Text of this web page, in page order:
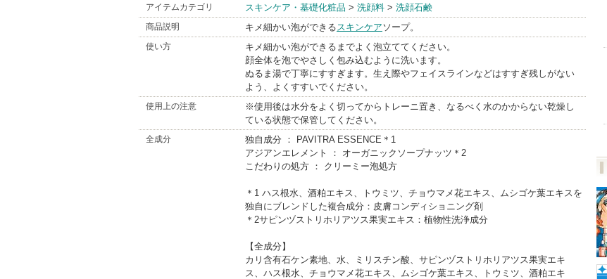
PRASADA
BrandInfo
アイテムカテゴリ スキンケア・基礎化粧品 > 洗顔料 > 洗顔石鹸
商品説明 キメ細かい泡ができるスキンケア ソープ。
使い方
キメ細かい泡ができるまでよく泡立ててください。
顔全体を泡でやさしく包み込むように洗います。
ぬるま湯で丁寧にすすぎます。生え際やフェイスラインなどはすすぎ残しがない
よう、よくすすいでください。
使用上の注意
※使用後は水分をよく切ってからトレーニ置き、なるべく水のかからない乾燥し
ている状態で保管してください。
全成分
独自成分 ： PAVITRA ESSENCE＊1
アジアンエレメント ： オーガニックソープナッツ＊2
こだわりの処方 ： クリーミー泡処方
＊1 ハス根水、酒粕エキス、トウミツ、チョウマメ花エキス、ムシゴケ葉エキスを
独自にブレンドした複合成分：皮膚コンディショニング剤
＊2サピンヅストリホリアツス果実エキス：植物性洗浄成分
【全成分】
カリ含有石ケン素地、水、ミリスチン酸、サピンヅストリホリアツス果実エキ
ス、ハス根水、チョウマメ花エキス、ムシゴケ葉エキス、トウミツ、酒粕エキ